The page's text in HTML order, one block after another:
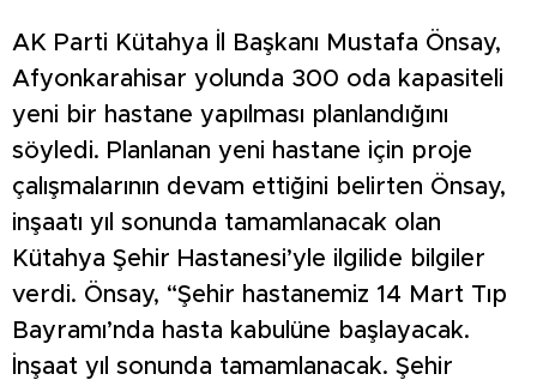
AK Parti Kütahya İl Başkanı Mustafa Önsay,
Afyonkarahisar yolunda 300 oda kapasiteli
yeni bir hastane yapılması planlandığını
söyledi. Planlanan yeni hastane için proje
çalışmalarının devam ettiğini belirten Önsay,
inşaatı yıl sonunda tamamlanacak olan
Kütahya Şehir Hastanesi’yle ilgilide bilgiler
verdi. Önsay, “Şehir hastanemiz 14 Mart Tıp
Bayramı’nda hasta kabulüne başlayacak.
İnşaat yıl sonunda tamamlanacak. Şehir